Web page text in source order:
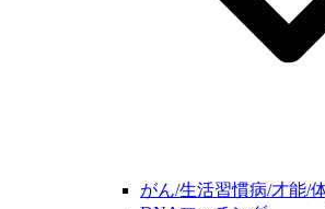
がん/生活習慣病/才能/